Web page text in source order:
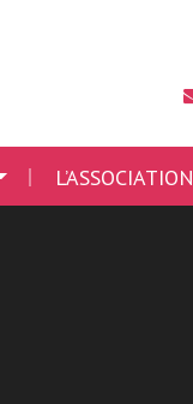
L’ASSOCIATION